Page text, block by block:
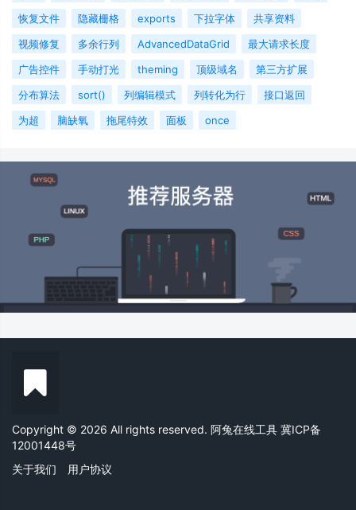
恢复文件
隐藏栅格 exports 下拉字体
共享资料
视频修复
多余行列 AdvancedDataGrid
最大请求长度
广告控件
手动打光 theming 顶级域名
第三方扩展
分布算法
sort() 列编辑模式 列转化为行
接口返回
为超
脑缺氧 拖尾特效 面板 once
Copyright © 2026 All rights reserved. 阿兔在线工具 冀ICP备
12001448号
关于我们
用户协议